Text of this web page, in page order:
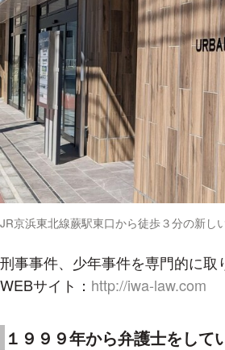
JR京浜東北線蕨駅東口から徒歩３分の新し
刑事事件、少年事件を専門的に
WEBサイト： http://iwa-law.com
１９９９年から弁護士をして